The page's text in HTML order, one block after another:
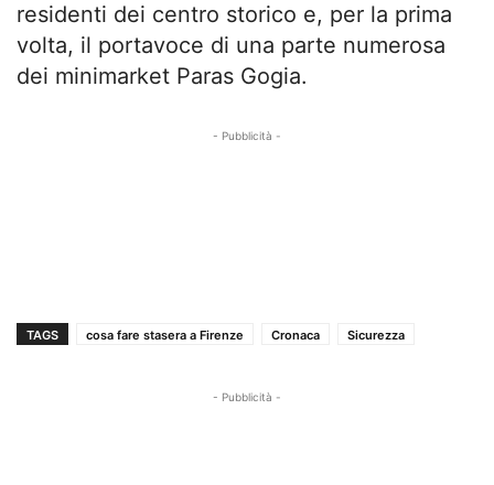
residenti dei centro storico e, per la prima
volta, il portavoce di una parte numerosa
dei minimarket Paras Gogia.
- Pubblicità -
TAGS cosa fare stasera a Firenze Cronaca Sicurezza
- Pubblicità -